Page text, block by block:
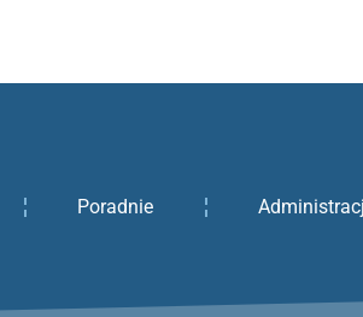
Poradnie